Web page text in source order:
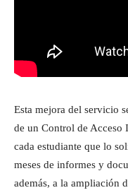
Esta mejora del servicio
de un Control de Acceso
cada estudiante que lo
meses de informes y
además, a la ampliación